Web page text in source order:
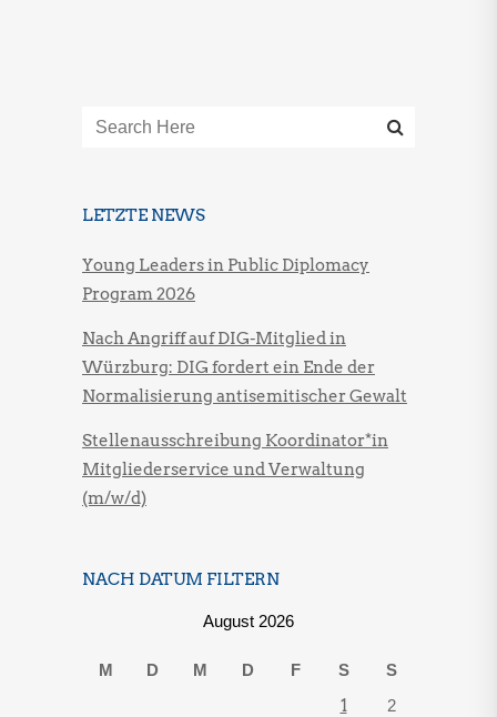
LETZTE NEWS
Young Leaders in Public Diplomacy
Program 2026
Nach Angriff auf DIG-Mitglied in
Würzburg: DIG fordert ein Ende der
Normalisierung antisemitischer Gewalt
Stellenausschreibung Koordinator*in
Mitgliederservice und Verwaltung
(m/w/d)
NACH DATUM FILTERN
August 2026
M D M D F S S
1
2